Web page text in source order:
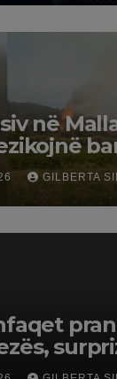
në
GILBERTA
dhe